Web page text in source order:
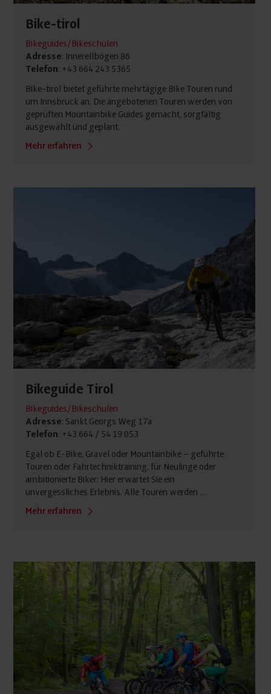
Bike-tirol
Bikeguides/Bikeschulen
Adresse: Innerellbögen 86
Telefon: +43 664 243 5365
Bike-tirol bietet geführte mehrtägige Bike Touren rund
um Innsbruck an. Die angebotenen Touren werden von
geprüften Mountainbike Guides gemacht, sorgfältig
ausgewählt und geplant.
Mehr erfahren
Bikeguide Tirol
Bikeguides/Bikeschulen
Adresse: Sankt Georgs Weg 17a
Telefon: +43 664 / 54 19 053
Egal ob E-Bike, Gravel oder Mountainbike – geführte
Touren oder Fahrtechniktraining, für Neulinge oder
ambitionierte Biker: Hier erwartet Sie ein
unvergessliches Erlebnis. Alle Touren werden ...
Mehr erfahren